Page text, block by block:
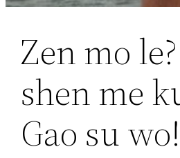
Zen mo
shen me
Gao su wo!